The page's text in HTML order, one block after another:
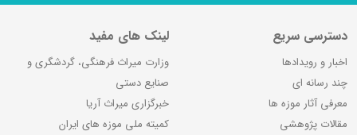
دسترسی سریع
اخبار و رویدادها
چند رسانه ای
معرفی آثار موزه ها
مقالات پژوهشی
لینک های مفید
وزارت میراث فرهنگی، گردشگری و
صنایع دستی
خبرگزاری میراث آریا
کمیته ملی موزه های ایران